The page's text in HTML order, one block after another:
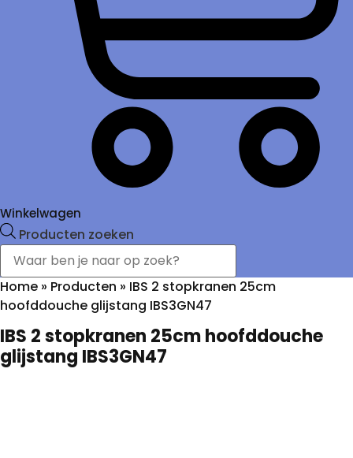
Winkelwagen
Producten zoeken
Home » Producten » IBS 2 stopkranen 25cm
hoofddouche glijstang IBS3GN47
IBS 2 stopkranen 25cm hoofddouche
glijstang IBS3GN47